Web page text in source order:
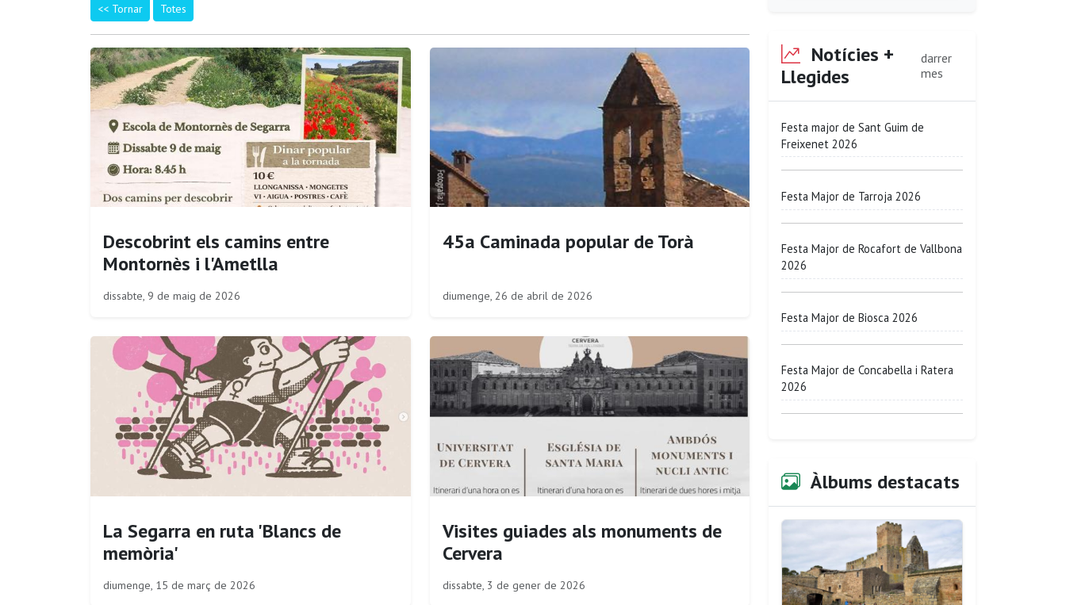
<< Tornar Totes
Descobrint els camins entre
Montornès i l'Ametlla
dissabte, 9 de maig de 2026
45a Caminada popular de Torà
diumenge, 26 de abril de 2026
La Segarra en ruta 'Blancs de
memòria'
diumenge, 15 de març de 2026
Visites guiades als monuments de
Cervera
dissabte, 3 de gener de 2026
Notícies +
Llegides
darrer
mes
Festa major de Sant Guim de
Freixenet 2026
Festa Major de Tarroja 2026
Festa Major de Rocafort de Vallbona
2026
Festa Major de Biosca 2026
Festa Major de Concabella i Ratera
2026
Àlbums destacats